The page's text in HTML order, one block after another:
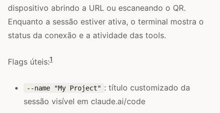
dispositivo abrindo a URL ou escaneando o QR.
Enquanto a sessão estiver ativa, o terminal mostra o
status da conexão e a atividade das tools.
Flags úteis:1
--name "My Project" : título customizado da
sessão visível em claude.ai/code